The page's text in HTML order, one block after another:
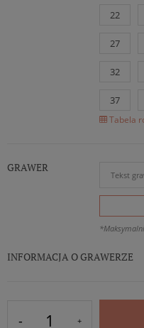
22
27
32
37
Tabela
GRAWER
INFORMACJA O GRAWERZE